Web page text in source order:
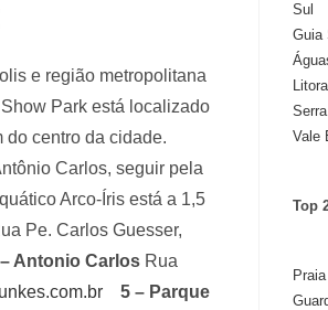
e região metropolitana
Park está localizado
do centro da cidade.
Carlos, seguir pela
Arco-Íris está a 1,5
Pe. Carlos Guesser,
Antonio Carlos Rua
5 – Parque
Sul
Guia
Litoral
Serra
Vale
Top